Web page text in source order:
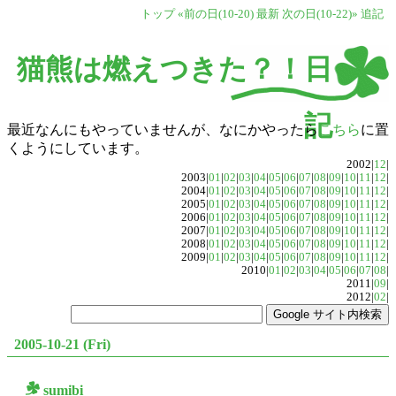
トップ «前の日(10-20) 最新 次の日(10-22)» 追記
猫熊は燃えつきた？！日
記
最近なんにもやっていませんが、なにかやったら こちらに置
くようにしています。
2002|12|
2003|01|02|03|04|05|06|07|08|09|10|11|12|
2004|01|02|03|04|05|06|07|08|09|10|11|12|
2005|01|02|03|04|05|06|07|08|09|10|11|12|
2006|01|02|03|04|05|06|07|08|09|10|11|12|
2007|01|02|03|04|05|06|07|08|09|10|11|12|
2008|01|02|03|04|05|06|07|08|09|10|11|12|
2009|01|02|03|04|05|06|07|08|09|10|11|12|
2010|01|02|03|04|05|06|07|08|
2011|09|
2012|02|
2005-10-21 (Fri)
sumibi